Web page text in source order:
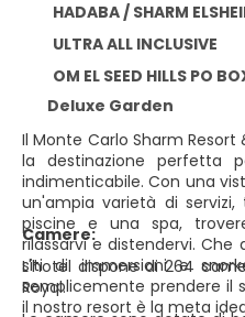
HADABA / SHARM
ULTRA ALL INCLUSIVE
OM EL SEED HILLS PO BOX
Deluxe Garden
Il Monte Carlo Sharm
la destinazione perfetta
indimenticabile. Con una
un'ampia varietà di
piscine e una spa,
rilassarvi e distendervi. Che
siti di immersioni e
semplicemente prendere il
il nostro resort è la meta
Camere:
L'hotel dispone di 264
Royal.